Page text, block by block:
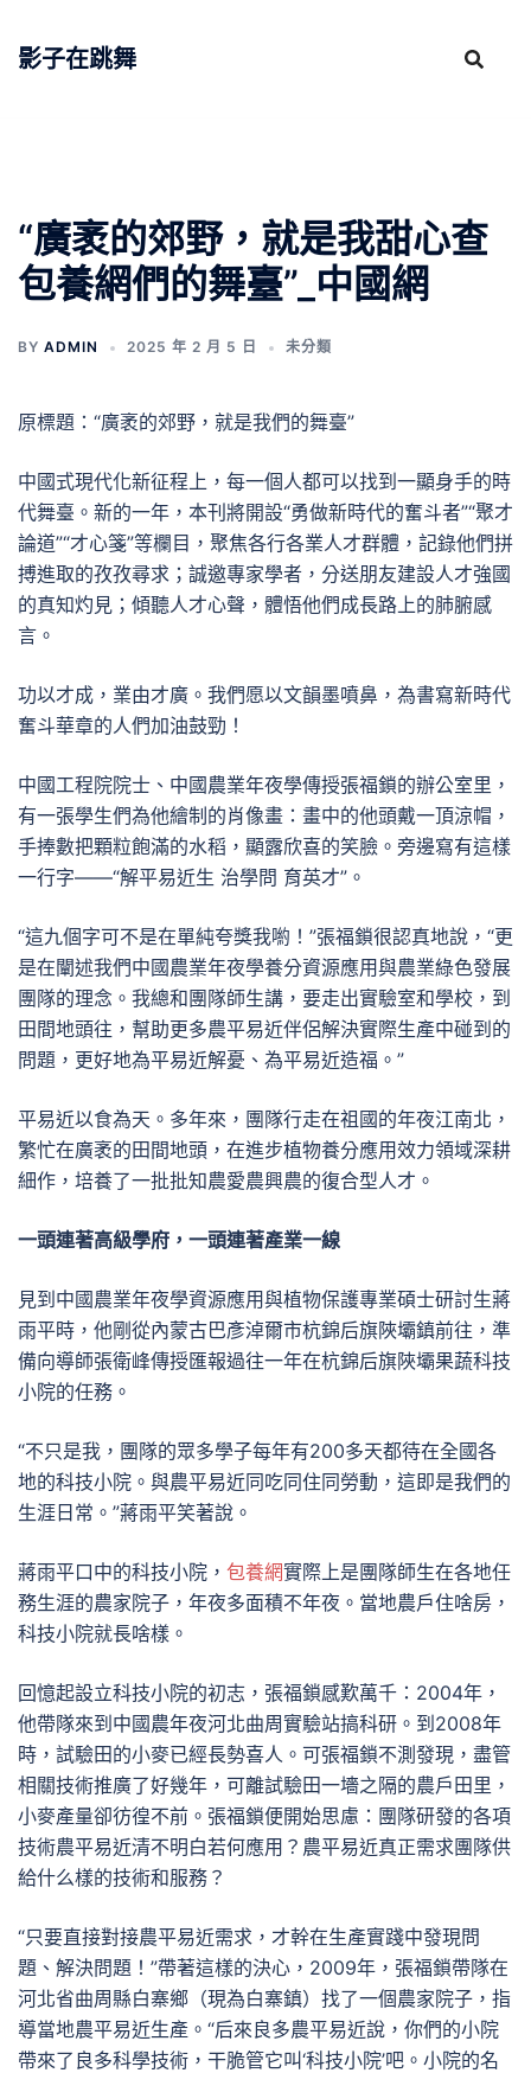
影子在跳舞
“廣袤的郊野，就是我甜心查
包養網們的舞臺”_中國網
BY ADMIN 2025 年 2 月 5 日 未分類
原標題：“廣袤的郊野，就是我們的舞臺”
中國式現代化新征程上，每一個人都可以找到一顯身手的時
代舞臺。新的一年，本刊將開設“勇做新時代的奮斗者”“聚才
論道”“才心箋”等欄目，聚焦各行各業人才群體，記錄他們拼
搏進取的孜孜尋求；誠邀專家學者，分送朋友建設人才強國
的真知灼見；傾聽人才心聲，體悟他們成長路上的肺腑感
言。
功以才成，業由才廣。我們愿以文韻墨噴鼻，為書寫新時代
奮斗華章的人們加油鼓勁！
中國工程院院士、中國農業年夜學傳授張福鎖的辦公室里，
有一張學生們為他繪制的肖像畫：畫中的他頭戴一頂涼帽，
手捧數把顆粒飽滿的水稻，顯露欣喜的笑臉。旁邊寫有這樣
一行字——“解平易近生 治學問 育英才”。
“這九個字可不是在單純夸獎我喲！”張福鎖很認真地說，“更
是在闡述我們中國農業年夜學養分資源應用與農業綠色發展
團隊的理念。我總和團隊師生講，要走出實驗室和學校，到
田間地頭往，幫助更多農平易近伴侶解決實際生產中碰到的
問題，更好地為平易近解憂、為平易近造福。”
平易近以食為天。多年來，團隊行走在祖國的年夜江南北，
繁忙在廣袤的田間地頭，在進步植物養分應用效力領域深耕
細作，培養了一批批知農愛農興農的復合型人才。
一頭連著高級學府，一頭連著產業一線
見到中國農業年夜學資源應用與植物保護專業碩士研討生蔣
雨平時，他剛從內蒙古巴彥淖爾市杭錦后旗陜壩鎮前往，準
備向導師張衛峰傳授匯報過往一年在杭錦后旗陜壩果蔬科技
小院的任務。
“不只是我，團隊的眾多學子每年有200多天都待在全國各
地的科技小院。與農平易近同吃同住同勞動，這即是我們的
生涯日常。”蔣雨平笑著說。
蔣雨平口中的科技小院， 包養網實際上是團隊師生在各地任
務生涯的農家院子，年夜多面積不年夜。當地農戶住啥房，
科技小院就長啥樣。
回憶起設立科技小院的初志，張福鎖感歎萬千：2004年，
他帶隊來到中國農年夜河北曲周實驗站搞科研。到2008年
時，試驗田的小麥已經長勢喜人。可張福鎖不測發現，盡管
相關技術推廣了好幾年，可離試驗田一墻之隔的農戶田里，
小麥產量卻彷徨不前。張福鎖便開始思慮：團隊研發的各項
技術農平易近清不明白若何應用？農平易近真正需求團隊供
給什么樣的技術和服務？
“只要直接對接農平易近需求，才幹在生產實踐中發現問
題、解決問題！”帶著這樣的決心，2009年，張福鎖帶隊在
河北省曲周縣白寨鄉（現為白寨鎮）找了一個農家院子，指
導當地農平易近生產。“后來良多農平易近說，你們的小院
帶來了良多科學技術，干脆管它叫‘科技小院’吧。小院的名